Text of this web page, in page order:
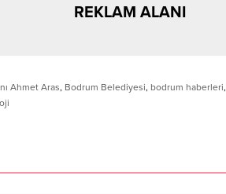
REKLAM ALANI
Ahmet Aras, Bodrum Belediyesi, bodrum haberleri,